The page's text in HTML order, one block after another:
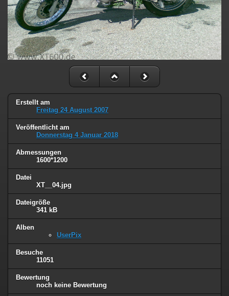
Erstellt am
Freitag 24 August 2007
Veröffentlicht am
Donnerstag 4 Januar 2018
Abmessungen
1600*1200
Datei
XT__04.jpg
Dateigröße
341 kB
Alben
UserPix
Besuche
11051
Bewertung
noch keine Bewertung